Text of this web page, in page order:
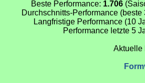
Beste Performance: 1.706
Durchschnitts-Performance (beste
Langfristige Performance (10
Performance letzte 5
Aktuelle